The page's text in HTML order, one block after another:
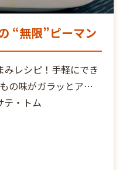
“無限”ピーマン
レシピ！手軽にでき
の味がガラッとアジ
ーマンの歯ごたえが
い一品です
テ・トム